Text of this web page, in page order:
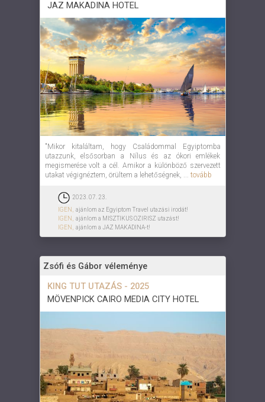
JAZ MAKADINA HOTEL
"Mikor kitaláltam, hogy Családommal Egyiptomba
utazzunk, elsősorban a Nílus és az ókori emlékek
megismerése volt a cél. Amikor a különböző szervezett
utakat végignéztem, örültem a lehetőségnek, ... tovább
2023. 07. 23.
IGEN,
ajánlom az Egyiptom Travel utazási irodát!
IGEN,
ajánlom a MISZTIKUS OZIRISZ utazást!
IGEN,
ajánlom a JAZ MAKADINA-t!
Zsófi és Gábor véleménye
KING TUT UTAZÁS - 2025
MÖVENPICK CAIRO MEDIA CITY HOTEL